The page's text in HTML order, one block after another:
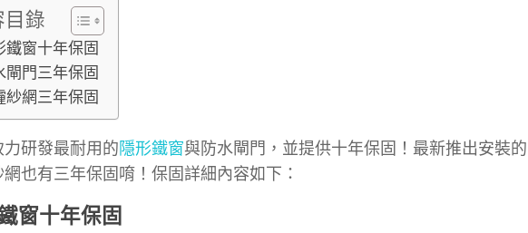
目錄
鐵窗十年保固
閘門三年保固
紗網三年保固
力研發最耐用的隱形鐵窗與防水閘門，並提供十年保固！最新推出安裝的
網也有三年保固唷！保固詳細內容如下：
窗十年保固